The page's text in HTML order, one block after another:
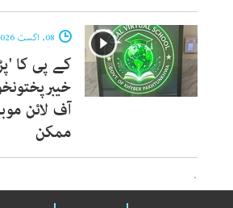
08, اگست 2026
کے پی کا
آف لائن
ممکن
`